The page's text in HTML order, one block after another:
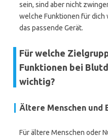
sein, sind aber nicht
welche Funktionen für
das passende Gerät.
Für welche
Funktionen bei
wichtig?
Ältere Menschen und
Für ältere Menschen oder